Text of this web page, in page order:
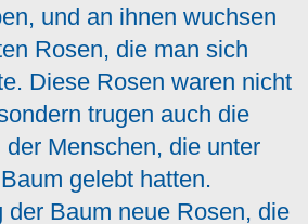
und an ihnen wuchsen
Rosen, die man sich
Diese Rosen waren nicht
trugen auch die
Menschen, die unter
gelebt hatten.
der Baum neue Rosen, die